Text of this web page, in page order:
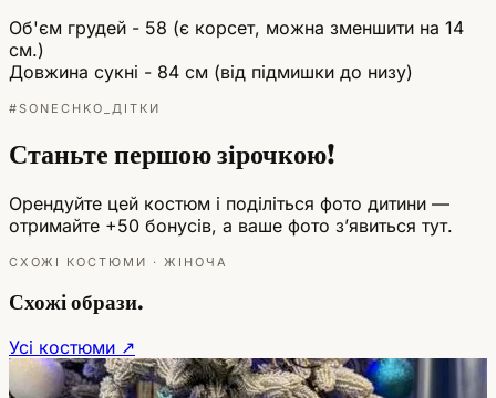
Об'єм грудей - 58 (є корсет, можна зменшити на 14
см.)
Довжина сукні - 84 см (від підмишки до низу)
#SONECHKO_ДІТКИ
Станьте першою зірочкою!
Орендуйте цей костюм і поділіться фото дитини —
отримайте +50 бонусів, а ваше фото зʼявиться тут.
СХОЖІ КОСТЮМИ · ЖІНОЧА
Схожі образи.
Усі костюми ↗